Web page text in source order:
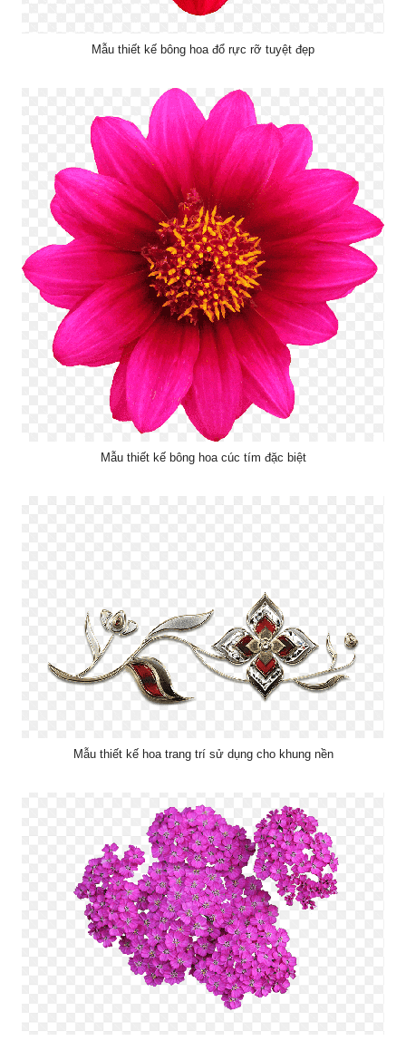
Mẫu thiết kế bông hoa đổ rực rỡ tuyệt đẹp
Mẫu thiết kế bông hoa cúc tím đặc biệt
Mẫu thiết kế hoa trang trí sử dụng cho khung nền